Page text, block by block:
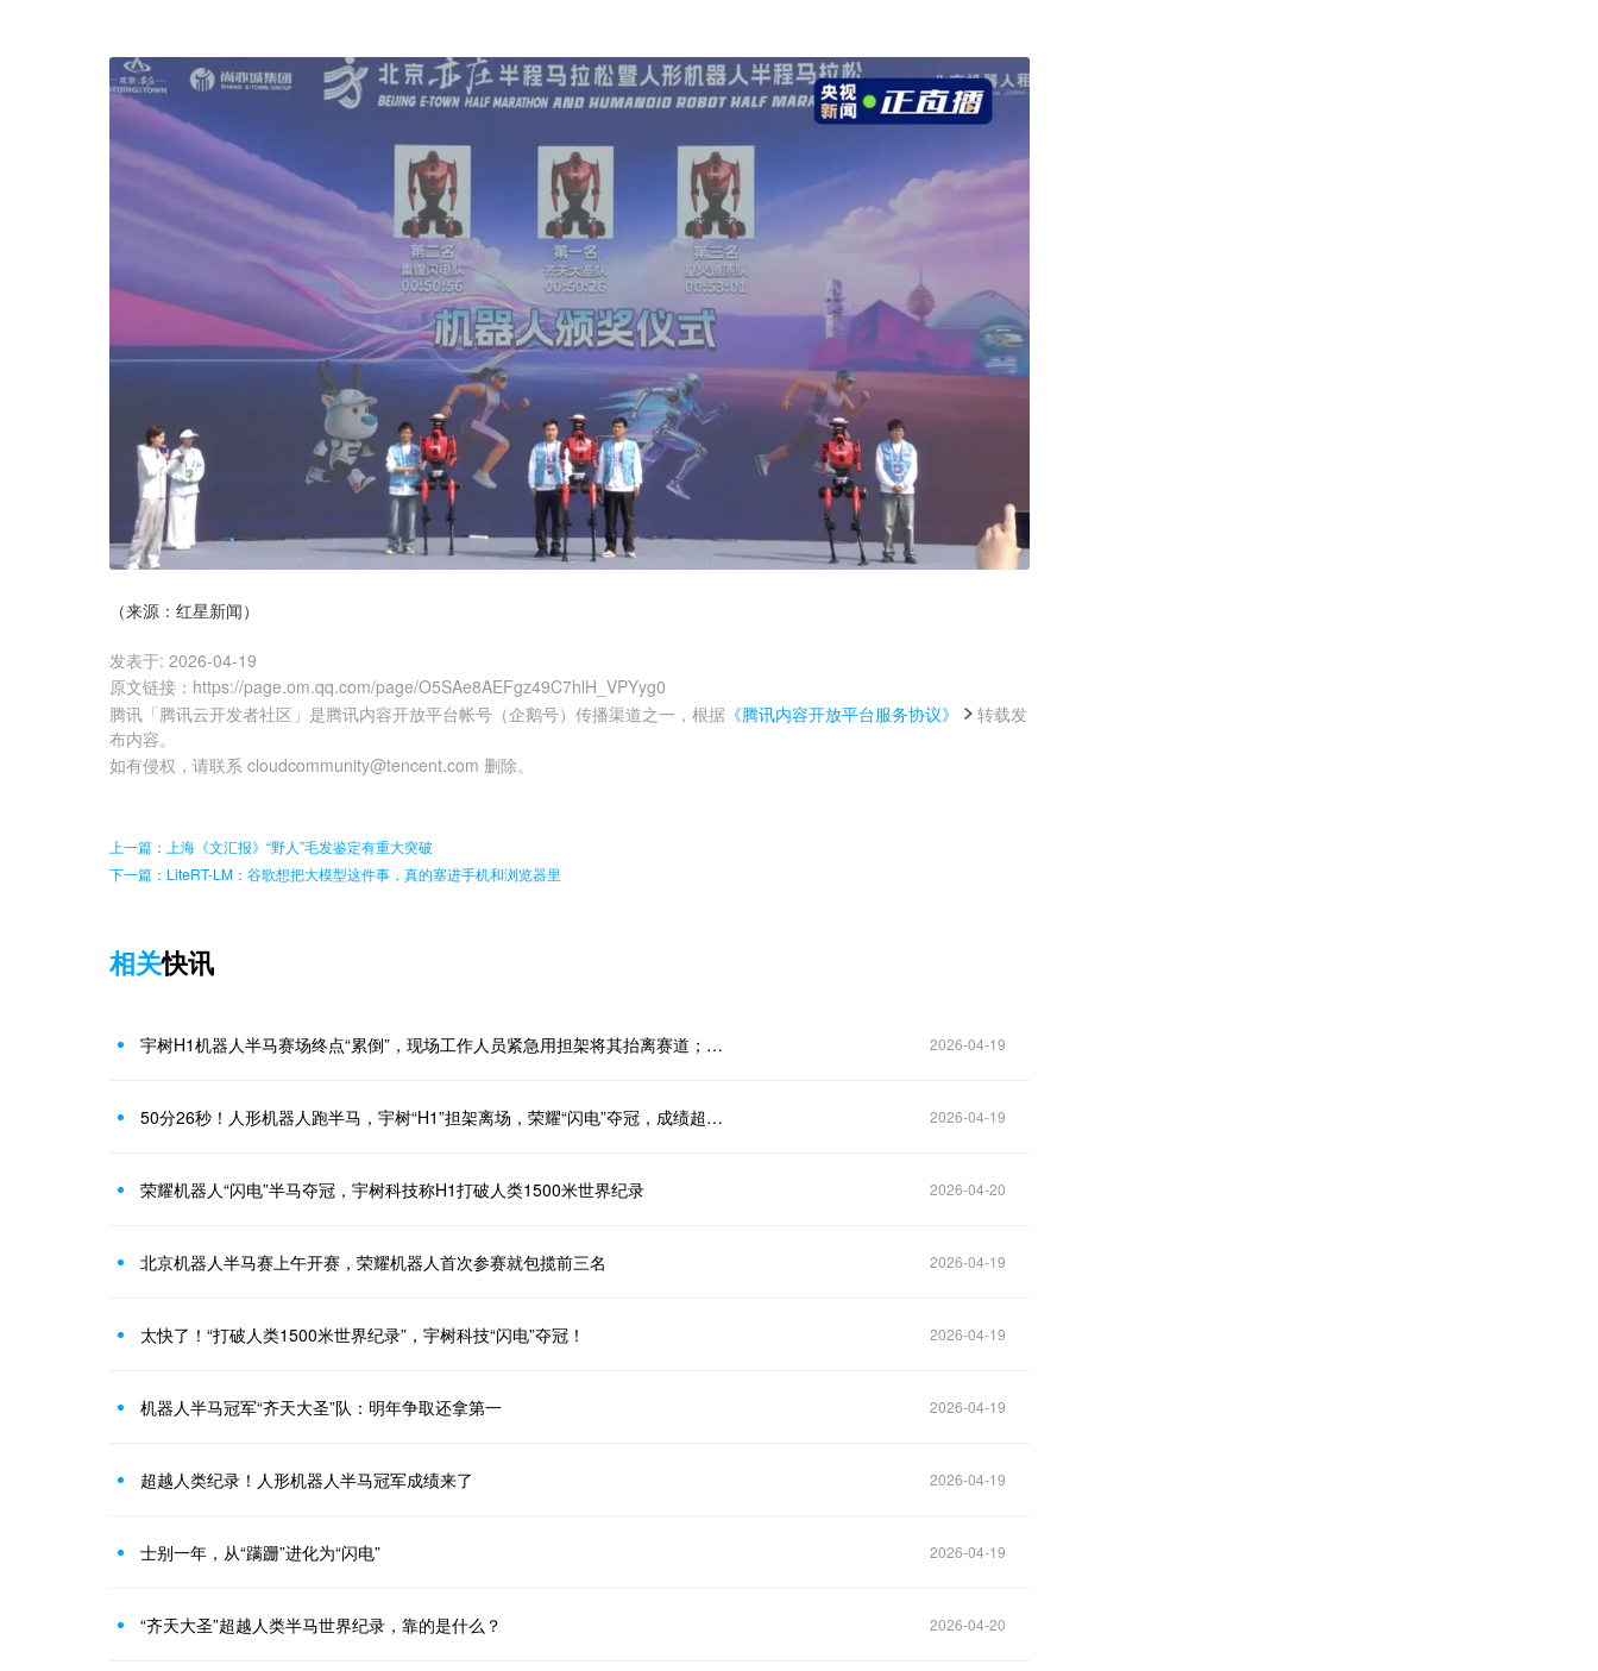
（来源：红星新闻）
发表于: 2026-04-19
原文链接 ： https://page.om.qq.com/page/O5SAe8AEFgz49C7hlH_VPYyg0
腾讯「腾讯云开发者社区」是腾讯内容开放平台帐号（企鹅号）传播渠道之一，根据 《腾讯内容开放平台服务协议》
转载发
布内容。
如有侵权，请联系 cloudcommunity@tencent.com 删除。
上一篇：上海《文汇报》“野人”毛发鉴定有重大突破
下一篇：LiteRT-LM：谷歌想把大模型这件事，真的塞进手机和浏览器里
相关快讯
宇树H1机器人半马赛场终点“累倒”，现场工作人员紧急用担架将其抬离赛道；这台H1此前排位赛中曾跑出亮眼成绩，被视作热门选手 2026-04-19
50分26秒！人形机器人跑半马，宇树“H1”担架离场，荣耀“闪电”夺冠，成绩超人类世界纪录 2026-04-19
荣耀机器人“闪电”半马夺冠，宇树科技称H1打破人类1500米世界纪录 2026-04-20
北京机器人半马赛上午开赛，荣耀机器人首次参赛就包揽前三名 2026-04-19
太快了！“打破人类1500米世界纪录”，宇树科技“闪电”夺冠！ 2026-04-19
机器人半马冠军“齐天大圣”队：明年争取还拿第一 2026-04-19
超越人类纪录！人形机器人半马冠军成绩来了 2026-04-19
士别一年，从“蹒跚”进化为“闪电” 2026-04-19
“齐天大圣”超越人类半马世界纪录，靠的是什么？ 2026-04-20